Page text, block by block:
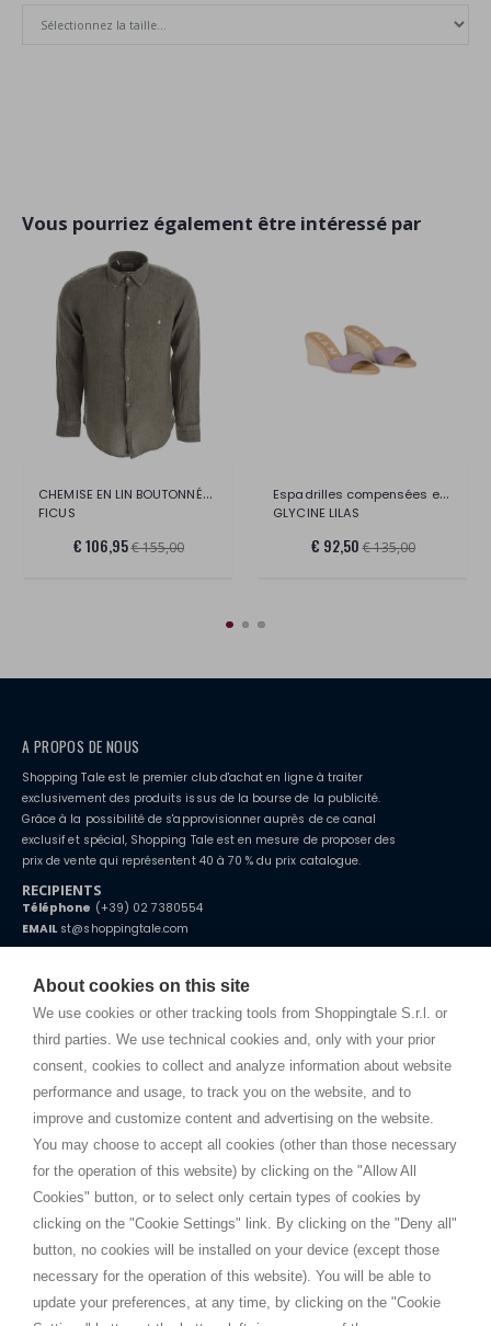
About cookies on this site
We use cookies or other tracking tools from Shoppingtale S.r.l. or
third parties. We use technical cookies and, only with your prior
consent, cookies to collect and analyze information about website
performance and usage, to track you on the website, and to
improve and customize content and advertising on the website.
You may choose to accept all cookies (other than those necessary
for the operation of this website) by clicking on the "Allow All
Cookies" button, or to select only certain types of cookies by
clicking on the "Cookie Settings" link. By clicking on the "Deny all"
button, no cookies will be installed on your device (except those
necessary for the operation of this website). You will be able to
update your preferences, at any time, by clicking on the "Cookie
Vous pourriez également être intéressé par
CHEMISE EN LIN BOUTONNÉE COUPE SLIM
FICUS
€ 106,95€ 155,00
Espadrilles compensées en daim souple W1
GLYCINE LILAS
€ 92,50 € 135,00
A PROPOS DE NOUS
Shopping Tale est le premier club d'achat en ligne à traiter
exclusivement des produits issus de la bourse de la publicité.
Grâce à la possibilité de s'approvisionner auprès de ce canal
exclusif et spécial, Shopping Tale est en mesure de proposer des
prix de vente qui représentent 40 à 70 % du prix catalogue.
RECIPIENTS
Téléphone (+39) 02 7380554
EMAILst@shoppingtale.com
Starting this year, we decided to provide our customers withfake
home. You will always receive great care and attention, even from a
distance.
CONDITIONS GÉNÉRALES
Modalités et conditions
SHOPPINGTALE
A propos de nous
Conventions d'entreprise
Avantages du changement de marchandises